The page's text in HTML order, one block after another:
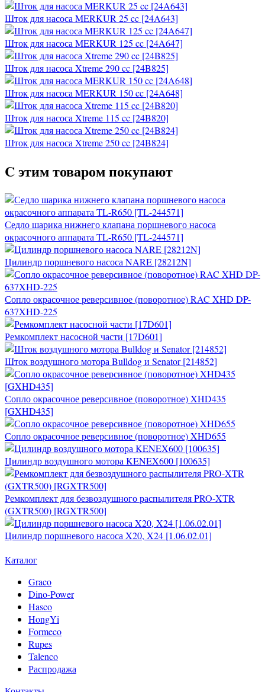
Шток для насоса MERKUR 25 cc [24A643]
Шток для насоса MERKUR 125 cc [24A647]
Шток для насоса Xtreme 290 cc [24B825]
Шток для насоса MERKUR 150 cc [24A648]
Шток для насоса Xtreme 115 cc [24B820]
Шток для насоса Xtreme 250 cc [24B824]
C этим товаром покупают
Седло шарика нижнего клапана поршневого насоса
окрасочного аппарата TL-R650 [TL-244571]
Цилиндр поршневого насоса NARE [28212N]
Сопло окрасочное реверсивное (поворотное) RAC XHD DP-
637XHD-225
Ремкомплект насосной части [17D601]
Шток воздушного мотора Bulldog и Senator [214852]
Сопло окрасочное реверсивное (поворотное) XHD435
[GXHD435]
Сопло окрасочное реверсивное (поворотное) XHD655
Цилиндр воздушного мотора KENEX600 [100635]
Ремкомплект для безвоздушного распылителя PRO-XTR
(GXTR500) [RGXTR500]
Цилиндр поршневого насоса X20, X24 [1.06.02.01]
Каталог
Graco
Dino-Power
Hasco
HongYi
Formeco
Rupes
Talenco
Распродажа